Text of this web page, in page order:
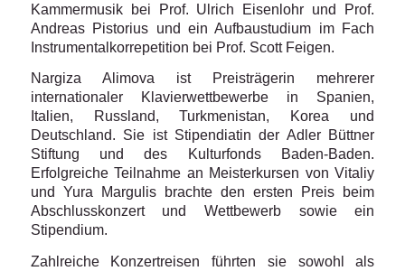
Kammermusik bei Prof. Ulrich Eisenlohr und Prof.
Andreas Pistorius und ein Aufbaustudium im Fach
Instrumentalkorrepetition bei Prof. Scott Feigen.
Nargiza Alimova ist Preisträgerin mehrerer
internationaler Klavierwettbewerbe in Spanien,
Italien, Russland, Turkmenistan, Korea und
Deutschland. Sie ist Stipendiatin der Adler Büttner
Stiftung und des Kulturfonds Baden-Baden.
Erfolgreiche Teilnahme an Meisterkursen von Vitaliy
und Yura Margulis brachte den ersten Preis beim
Abschlusskonzert und Wettbewerb sowie ein
Stipendium.
Zahlreiche Konzertreisen führten sie sowohl als